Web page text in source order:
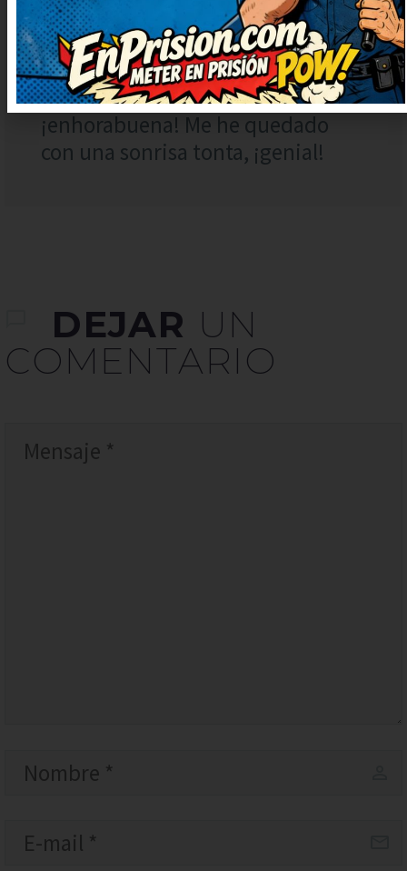
Qué bien contado está, me ha
animado el día. No puedo dejar de
sonreír, qué bueno. Muy
ingenioso y bien escrito,
¡enhorabuena! Me he quedado
con una sonrisa tonta, ¡genial!
DEJAR UN
COMENTARIO